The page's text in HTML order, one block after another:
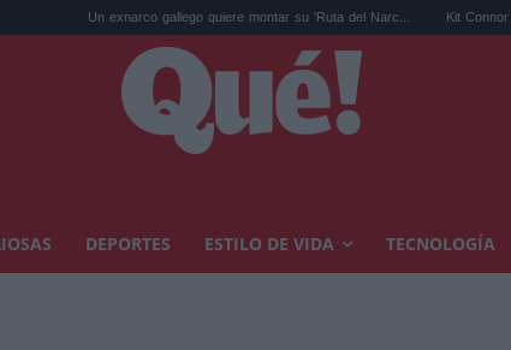
Un exnarco gallego quiere montar su 'Ruta del Narc... Kit Connor será Cíclope
DEPORTES ESTILO DE VIDA TECNOLOGÍA